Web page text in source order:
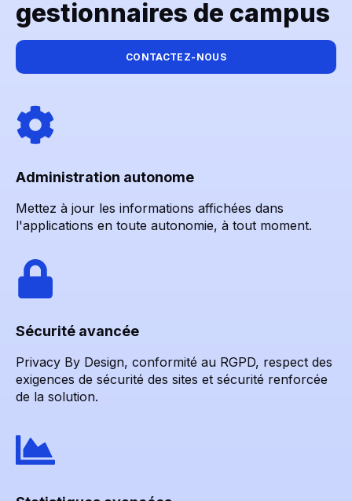
gestionnaires de campus
CONTACTEZ-NOUS
Administration autonome
Mettez à jour les informations affichées dans
l'applications en toute autonomie, à tout moment.
Sécurité avancée
Privacy By Design, conformité au RGPD, respect des
exigences de sécurité des sites et sécurité renforcée
de la solution.